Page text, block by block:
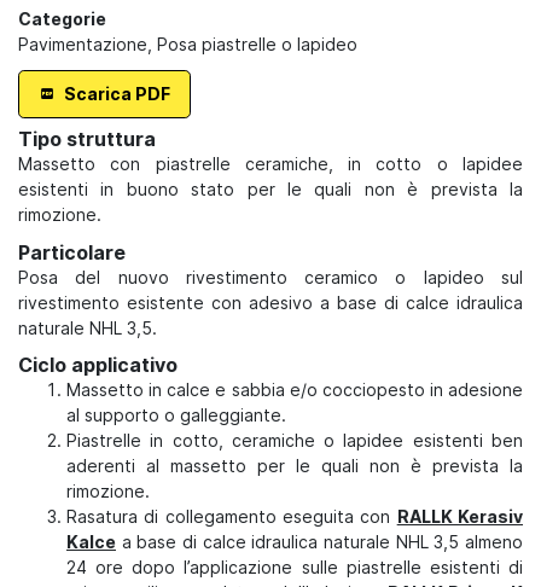
Tipo struttura
Massetto con piastrelle ceramiche, in cotto o lapidee
esistenti in buono stato per le quali non è prevista la
rimozione.
Particolare
Posa del nuovo rivestimento ceramico o lapideo sul
rivestimento esistente con adesivo a base di calce idraulica
naturale NHL 3,5.
Ciclo applicativo
Massetto in calce e sabbia e/o cocciopesto in adesione
al supporto o galleggiante.
Piastrelle in cotto, ceramiche o lapidee esistenti ben
aderenti al massetto per le quali non è prevista la
rimozione.
Rasatura di collegamento eseguita con RALLK Kerasiv
Kalce a base di calce idraulica naturale NHL 3,5 almeno
24 ore dopo l’applicazione sulle piastrelle esistenti di
Categorie
Pavimentazione Posa piastrelle o lapideo
Scarica PDF